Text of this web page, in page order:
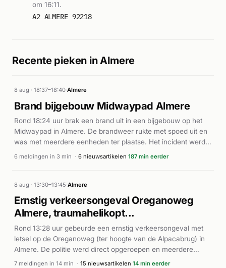
om 16:11.
A2 ALMERE 92218
Recente pieken in Almere
8 aug · 18:37–18:40·Almere
Brand bijgebouw Midwaypad Almere
Rond 18:24 uur brak een brand uit in een bijgebouw op het
Midwaypad in Almere. De brandweer rukte met spoed uit en
was met meerdere eenheden ter plaatse. Het incident werd
met prioriteit P1 behandeld. Rond 18:34 uur werd het alarm
de beschikbare bronnen.
6 meldingen in 3 min · 6 nieuwsartikelen 187 min eerder
8 aug · 13:30–13:45·Almere
Ernstig verkeersongeval Oreganoweg
Almere, traumahelikopt...
Rond 13:28 uur gebeurde een ernstig verkeersongeval met
letsel op de Oreganoweg (ter hoogte van de Alpacabrug) in
Almere. De politie werd direct opgeroepen en meerdere
ambulances reden ter plaatse. Een traumahelikopter werd
7 meldingen in 14 min · 15 nieuwsartikelen 14 min eerder